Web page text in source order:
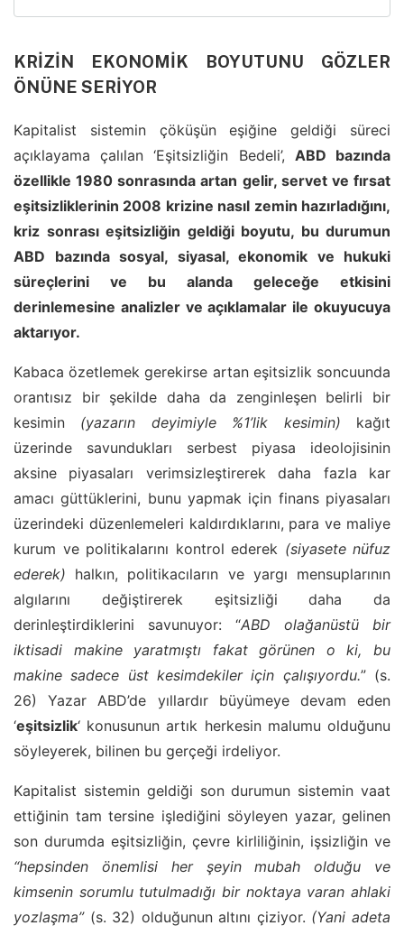
KRİZİN EKONOMİK BOYUTUNU GÖZLER
ÖNÜNE SERİYOR
Kapitalist sistemin çöküşün eşiğine geldiği süreci
açıklayama çalılan ‘Eşitsizliğin Bedeli’, ABD bazında
özellikle 1980 sonrasında artan gelir, servet ve fırsat
eşitsizliklerinin 2008 krizine nasıl zemin hazırladığını,
kriz sonrası eşitsizliğin geldiği boyutu, bu durumun
ABD bazında sosyal, siyasal, ekonomik ve hukuki
süreçlerini ve bu alanda geleceğe etkisini
derinlemesine analizler ve açıklamalar ile okuyucuya
aktarıyor.
Kabaca özetlemek gerekirse artan eşitsizlik soncuunda
orantısız bir şekilde daha da zenginleşen belirli bir
kesimin (yazarın deyimiyle %1’lik kesimin) kağıt
üzerinde savundukları serbest piyasa ideolojisinin
aksine piyasaları verimsizleştirerek daha fazla kar
amacı güttüklerini, bunu yapmak için finans piyasaları
üzerindeki düzenlemeleri kaldırdıklarını, para ve maliye
kurum ve politikalarını kontrol ederek (siyasete nüfuz
ederek) halkın, politikacıların ve yargı mensuplarının
algılarını değiştirerek eşitsizliği daha da
derinleştirdiklerini savunuyor: “ABD olağanüstü bir
iktisadi makine yaratmıştı fakat görünen o ki, bu
makine sadece üst kesimdekiler için çalışıyordu.” (s.
26) Yazar ABD’de yıllardır büyümeye devam eden
‘eşitsizlik‘ konusunun artık herkesin malumu olduğunu
söyleyerek, bilinen bu gerçeği irdeliyor.
Kapitalist sistemin geldiği son durumun sistemin vaat
ettiğinin tam tersine işlediğini söyleyen yazar, gelinen
son durumda eşitsizliğin, çevre kirliliğinin, işsizliğin ve
“hepsinden önemlisi her şeyin mubah olduğu ve
kimsenin sorumlu tutulmadığı bir noktaya varan ahlaki
yozlaşma”(s. 32) olduğunun altını çiziyor. (Yani adeta